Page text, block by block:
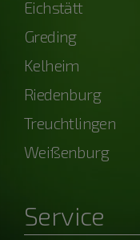
Eichstätt
Greding
Kelheim
Riedenburg
Treuchtlingen
Weißenburg
Service